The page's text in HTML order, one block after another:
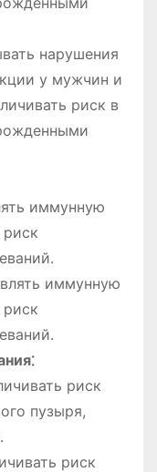
нарушения
у мужчин и
риск в
иммунную
риск
иммунную
риск
риск
пузыря,
риск